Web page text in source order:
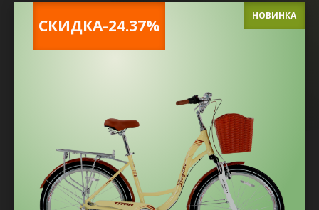
CКИДКА-24.37%
НОВИНКА